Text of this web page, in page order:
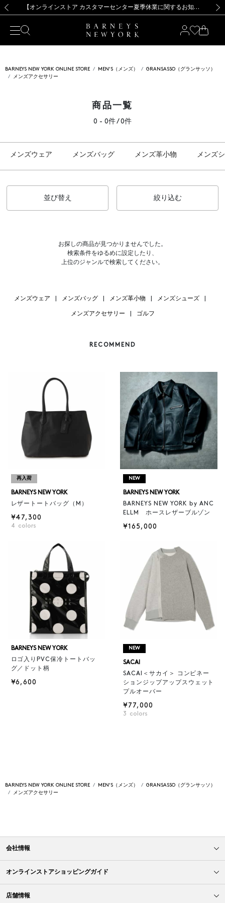
新規登録のお客様も対象！＜MY BARNEYS＞会員のお客様は11,000円（税込）以上のお買上げで常時送料無料！お買い物の際は会員登録を！
【夏季休業に伴う出荷一時停止のお知らせ】(2026.8.7) 【オンラインストア カスタマーセンター夏季休業に関するお知らせ】（2026.8.7）
【夏季休業に伴う返品・交換承り一時停止のお知らせ】（2026.8.5）
熊本県を中心とした地震の影響によるお荷物のお届けについて
【開催中】SUMMER SALEのご案内・ご注意事項 新規登録のお客様も対象！＜MY BARNEYS＞会員のお客様は11,000円（税込）以上のお買上げで常時送料無料！お買い物の際は会員登録を！
【夏季休業に伴う出荷一時停止のお知らせ】(2026.8.7)
BARNEYS NEW YORK ONLINE STORE MEN'S（メンズ）
GRANSASSO（グランサッソ）
メンズアクセサリー
商品一覧
0 - 0件 / 0件
メンズウェア メンズバッグ メンズ革小物 メンズ
並び替え 絞り込む
お探しの商品が見つかりませんでした。
検索条件をゆるめに設定したり、
上位のジャンルで検索してください。
メンズウェア メンズバッグ メンズ革小物 メンズシューズ
メンズアクセサリー ゴルフ
RECOMMEND
再入荷
BARNEYS NEW YORK
レザートートバッグ（M）
¥47,300
4 colors
NEW
BARNEYS NEW YORK
BARNEYS NEW YORK by ANC
ELLM ホースレザーブルゾン
¥165,000
BARNEYS NEW YORK
ロゴ入りPVC保冷トートバッ
グ／ドット柄
¥6,600
NEW
SACAI
SACAI＜サカイ＞ コンビネー
ションジップアップスウェット
プルオーバー
¥77,000
3 colors
BARNEYS NEW YORK ONLINE STORE MEN'S（メンズ）
GRANSASSO（グランサッソ）
メンズアクセサリー
会社情報
オンラインストアショッピングガイド
店舗情報